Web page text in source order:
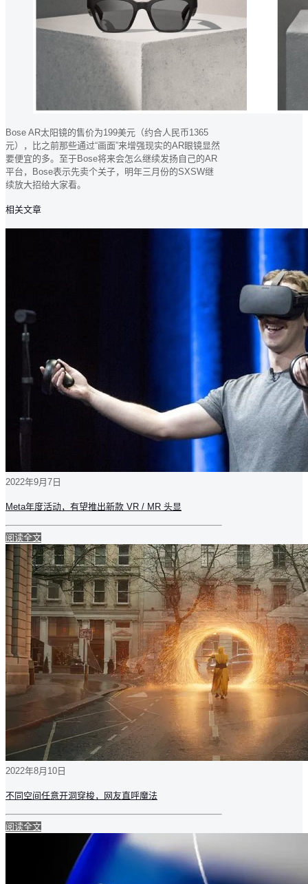
Bose AR太阳镜的售价为199美元（约合人民币1365
元），比之前那些通过“画面”来增强现实的AR眼镜显然
要便宜的多。至于Bose将来会怎么继续发扬自己的AR
平台，Bose表示先卖个关子，明年三月份的SXSW继
续放大招给大家看。
相关文章
2022年9月7日
Meta年度活动，有望推出新款 VR / MR 头显
阅读全文
2022年8月10日
不同空间任意开洞穿梭，网友直呼魔法
阅读全文